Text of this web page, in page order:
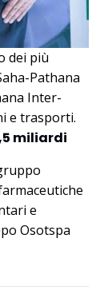
dei più
Pathana
Inter-
e trasporti.
miliardi
e
Osotspa